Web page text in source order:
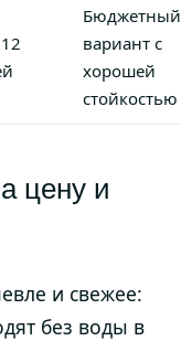
Бюджетный
вариант с
хорошей
стойкостью
цену и
и свежее:
без воды в